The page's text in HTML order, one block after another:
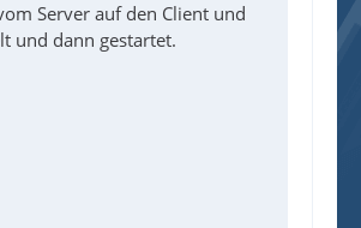
Server auf den Client und
und dann gestartet.